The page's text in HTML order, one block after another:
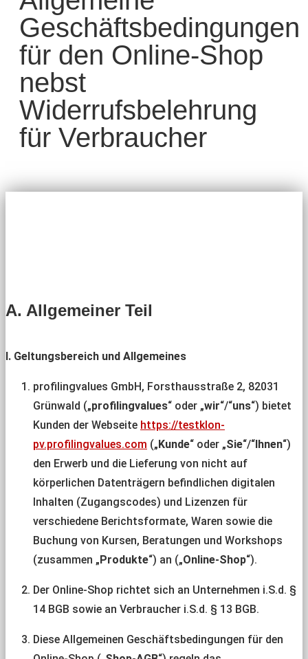
Geschäftsbedingungen
für den Online-Shop
nebst
Widerrufsbelehrung
für Verbraucher
A. Allgemeiner Teil
I. Geltungsbereich und Allgemeines
profilingvalues GmbH, Forsthausstraße 2, 82031
Grünwald („profilingvalues“ oder „wir“/“uns“) bietet
Kunden der Webseite https://testklon-
pv.profilingvalues.com („ Kunde“ oder „Sie“/“ Ihnen“)
den Erwerb und die Lieferung von nicht auf
körperlichen Datenträgern befindlichen digitalen
Inhalten (Zugangscodes) und Lizenzen für
verschiedene Berichtsformate, Waren sowie die
Buchung von Kursen, Beratungen und Workshops
(zusammen „ Produkte“) an („Online-Shop“).
Der Online-Shop richtet sich an Unternehmen i.S.d. §
14 BGB sowie an Verbraucher i.S.d. § 13 BGB.
Diese Allgemeinen Geschäftsbedingungen für den